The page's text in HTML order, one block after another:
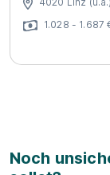
1.028 - 1.687
Noch